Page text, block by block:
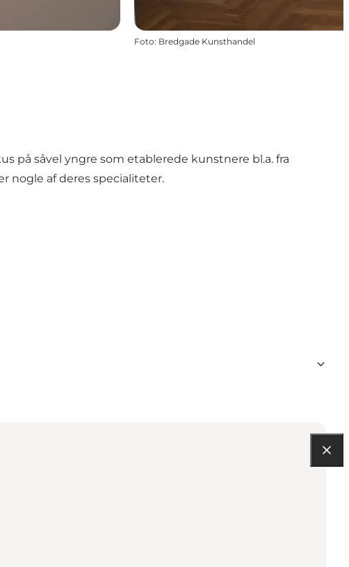
Foto: Bredgade Kunsthandel
på såvel yngre som etablerede kunstnere bl.a. fra
nogle af deres specialiteter.